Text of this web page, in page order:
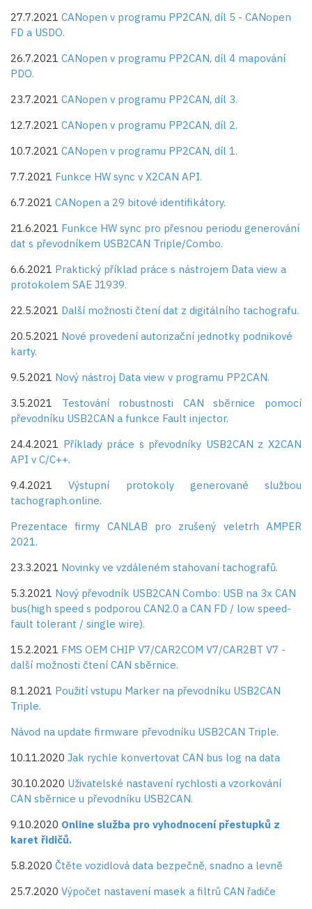
27.7.2021 CANopen v programu PP2CAN, díl 5 - CANopen
FD a USDO.
26.7.2021 CANopen v programu PP2CAN, díl 4 mapování
PDO.
23.7.2021 CANopen v programu PP2CAN, díl 3.
12.7.2021 CANopen v programu PP2CAN, díl 2.
10.7.2021 CANopen v programu PP2CAN, díl 1.
7.7.2021 Funkce HW sync v X2CAN API.
6.7.2021 CANopen a 29 bitové identifikátory.
21.6.2021 Funkce HW sync pro přesnou periodu generování
dat s převodníkem USB2CAN Triple/Combo.
6.6.2021 Praktický příklad práce s nástrojem Data view a
protokolem SAE J1939.
22.5.2021 Další možnosti čtení dat z digitálního tachografu.
20.5.2021 Nové provedení autorizační jednotky podnikové
karty.
9.5.2021 Nový nástroj Data view v programu PP2CAN.
3.5.2021 Testování robustnosti CAN sběrnice pomocí
převodníku USB2CAN a funkce Fault injector.
24.4.2021 Příklady práce s převodníky USB2CAN z X2CAN
API v C/C++.
9.4.2021 Výstupní protokoly generované službou
tachograph.online.
Prezentace firmy CANLAB pro zrušený veletrh AMPER
2021.
23.3.2021 Novinky ve vzdáleném stahovaní tachografů.
5.3.2021 Nový převodník USB2CAN Combo: USB na 3x CAN
bus(high speed s podporou CAN2.0 a CAN FD / low speed-
fault tolerant / single wire).
15.2.2021 FMS OEM CHIP V7/CAR2COM V7/CAR2BT V7 -
další možnosti čtení CAN sběrnice.
8.1.2021 Použití vstupu Marker na převodníku USB2CAN
Triple.
Návod na update firmware převodníku USB2CAN Triple.
10.11.2020 Jak rychle konvertovat CAN bus log na data
30.10.2020 Uživatelské nastavení rychlosti a vzorkování
CAN sběrnice u převodníku USB2CAN.
9.10.2020 Online služba pro vyhodnocení přestupků z
karet řidičů.
5.8.2020 Čtěte vozidlová data bezpečně, snadno a levně
25.7.2020 Výpočet nastavení masek a filtrů CAN řadiče